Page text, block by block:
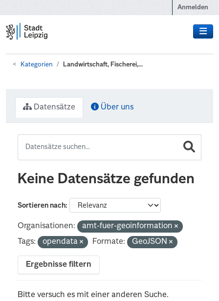
Anmelden
Kategorien Landwirtschaft, Fischerei,...
Datensätze Über uns
Keine Datensätze gefunden
Sortieren nach
Organisationen:
amt-fuer-geoinformation
Tags:
opendata Formate: GeoJSON
Ergebnisse filtern
Bitte versuch es mit einer anderen Suche.